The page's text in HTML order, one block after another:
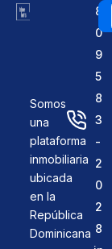
Somos
una
plataforma
inmobiliaria
ubicada
en la
República
Dominicana
8
0
9
5
8
3
-
2
0
2
8